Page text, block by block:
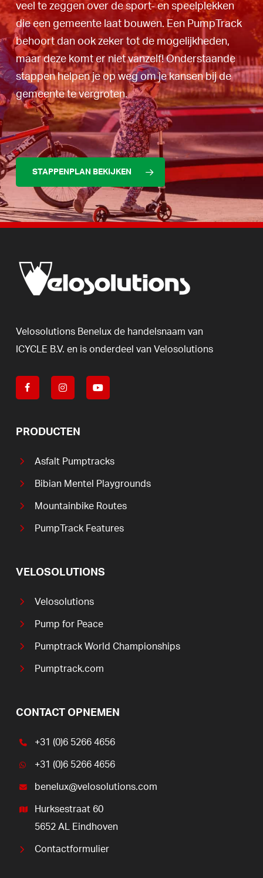
veel te zeggen over de sport- en speelplekken
die een gemeente laat bouwen. Een PumpTrack
behoort dan ook zeker tot de mogelijkheden,
maar deze komt er niet vanzelf! Onderstaande
stappen helpen je op weg om je kansen bij de
gemeente te vergroten.
STAPPENPLAN BEKIJKEN
Velosolutions Benelux de handelsnaam van
ICYCLE B.V. en is onderdeel van Velosolutions
PRODUCTEN
Asfalt Pumptracks
Bibian Mentel Playgrounds
Mountainbike Routes
PumpTrack Features
VELOSOLUTIONS
Velosolutions
Pump for Peace
Pumptrack World Championships
Pumptrack.com
CONTACT OPNEMEN
+31 (0)6 5266 4656
+31 (0)6 5266 4656
benelux@velosolutions.com
Hurksestraat 60
5652 AL Eindhoven
Contactformulier